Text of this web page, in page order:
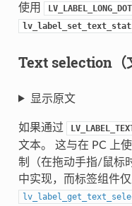
使用
LV_LABEL_LONG_DOT
Text selection（
显示原文
如果通过
文本。 这与在 PC 上
制（在拖动手指/鼠标
中实现，而标签组件